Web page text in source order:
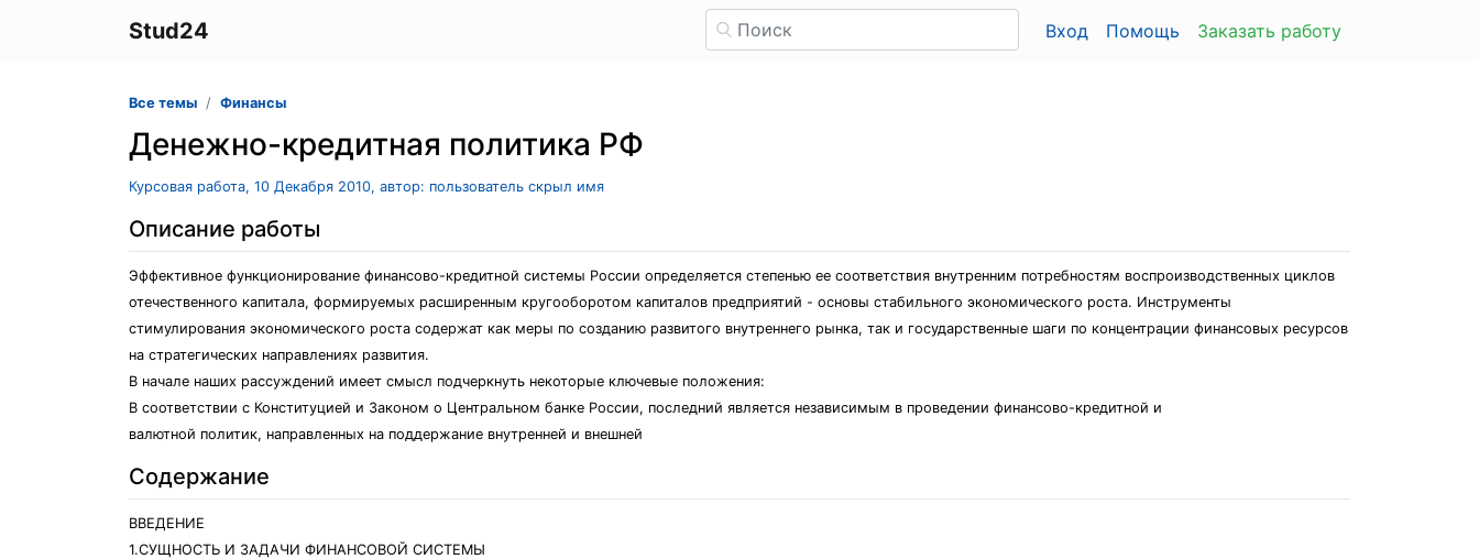
Stud24 Вход Помощь Заказать работу
Все темы Финансы
Денежно-кредитная политика РФ
Курсовая работа, 10 Декабря 2010, автор: пользователь скрыл имя
Описание работы
Эффективное функционирование финансово-кредитной системы России определяется степенью ее соответствия внутренним потребностям воспроизводственных циклов
отечественного капитала, формируемых расширенным кругооборотом капиталов предприятий - основы стабильного экономического роста. Инструменты
стимулирования экономического роста содержат как меры по созданию развитого внутреннего рынка, так и государственные шаги по концентрации финансовых ресурсов
на стратегических направлениях развития.
В начале наших рассуждений имеет смысл подчеркнуть некоторые ключевые положения:
В соответствии с Конституцией и Законом о Центральном банке России, последний является независимым в проведении финансово-кредитной и
валютной политик, направленных на поддержание внутренней и внешней
Содержание
ВВЕДЕНИЕ
1.СУЩНОСТЬ И ЗАДАЧИ ФИНАНСОВОЙ СИСТЕМЫ